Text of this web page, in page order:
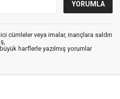
cümleler veya imalar, inançlara saldırı
harflerle yazılmış yorumlar